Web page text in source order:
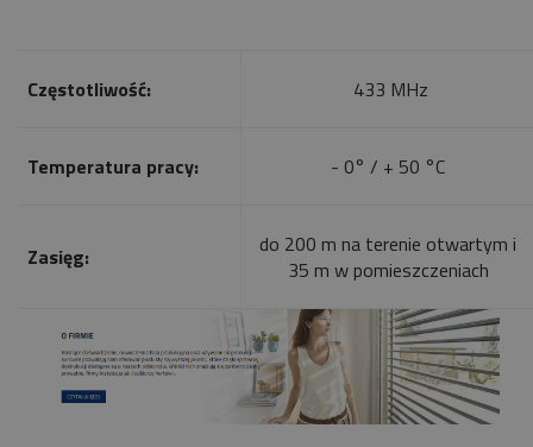
Częstotliwość: 433 MHz
Temperatura pracy: - 0° / + 50 °C
Zasięg:
do 200 m na terenie otwartym i
35 m w pomieszczeniach